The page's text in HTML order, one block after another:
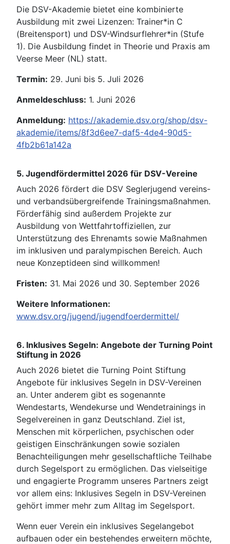
Die DSV-Akademie bietet eine kombinierte
Ausbildung mit zwei Lizenzen: Trainer*in C
(Breitensport) und DSV-Windsurflehrer*in (Stufe
1). Die Ausbildung findet in Theorie und Praxis am
Veerse Meer (NL) statt.
Termin: 29. Juni bis 5. Juli 2026
Anmeldeschluss: 1. Juni 2026
Anmeldung: https://akademie.dsv.org/shop/dsv-
akademie/items/8f3d6ee7-daf5-4de4-90d5-
4fb2b61a142a
5. Jugendfördermittel 2026 für DSV-Vereine
Auch 2026 fördert die DSV Seglerjugend vereins-
und verbandsübergreifende Trainingsmaßnahmen.
Förderfähig sind außerdem Projekte zur
Ausbildung von Wettfahrtoffiziellen, zur
Unterstützung des Ehrenamts sowie Maßnahmen
im inklusiven und paralympischen Bereich. Auch
neue Konzeptideen sind willkommen!
Fristen: 31. Mai 2026 und 30. September 2026
Weitere Informationen:
www.dsv.org/jugend/jugendfoerdermittel/
6. Inklusives Segeln: Angebote der Turning Point
Stiftung in 2026
Auch 2026 bietet die Turning Point Stiftung
Angebote für inklusives Segeln in DSV-Vereinen
an. Unter anderem gibt es sogenannte
Wendestarts, Wendekurse und Wendetrainings in
Segelvereinen in ganz Deutschland. Ziel ist,
Menschen mit körperlichen, psychischen oder
geistigen Einschränkungen sowie sozialen
Benachteiligungen mehr gesellschaftliche Teilhabe
durch Segelsport zu ermöglichen. Das vielseitige
und engagierte Programm unseres Partners zeigt
vor allem eins: Inklusives Segeln in DSV-Vereinen
gehört immer mehr zum Alltag im Segelsport.
Wenn euer Verein ein inklusives Segelangebot
aufbauen oder ein bestehendes erweitern möchte,